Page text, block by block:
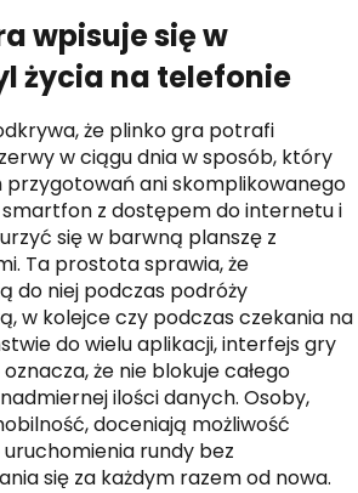
wpisuje się w
życia na telefonie
że plinko gra potrafi
w ciągu dnia w sposób, który
przygotowań ani skomplikowanego
z dostępem do internetu i
się w barwną planszę z
Ta prostota sprawia, że
do niej podczas podróży
w kolejce czy podczas czekania na
do wielu aplikacji, interfejs gry
że nie blokuje całego
ilości danych. Osoby,
doceniają możliwość
rundy bez
się za każdym razem od nowa.